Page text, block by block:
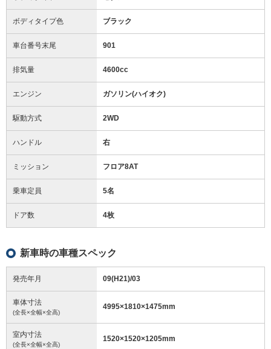
ボディタイプ色 ブラック
車台番号末尾 901
排気量 4600cc
エンジン ガソリン(ハイオク)
駆動方式 2WD
ハンドル 右
ミッション フロア8AT
乗車定員 5名
ドア数 4枚
新車時の車種スペック
発売年月 09(H21)/03
車体寸法
(全長×全幅×全高)
4995×1810×1475mm
室内寸法
(全長×全幅×全高)
1520×1520×1205mm